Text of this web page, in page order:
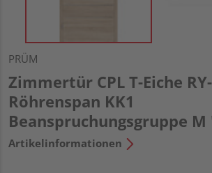
PRÜM
Zimmertür CPL T-Eiche
Röhrenspan KK1
Beanspruchungsgruppe M
Artikelinformationen